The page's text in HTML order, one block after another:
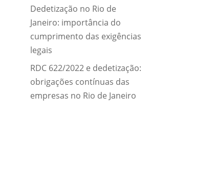
Dedetização no Rio de
Janeiro: importância do
cumprimento das exigências
legais
RDC 622/2022 e dedetização:
obrigações contínuas das
empresas no Rio de Janeiro